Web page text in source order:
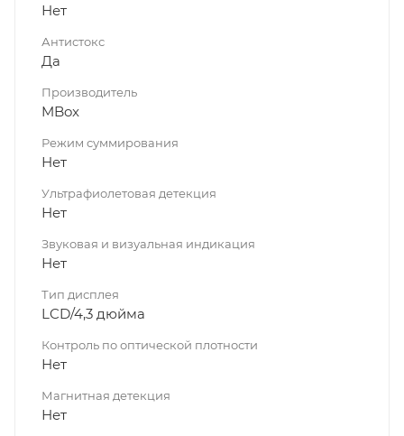
Нет
Антистокс
Да
Производитель
MBox
Режим суммирования
Нет
Ультрафиолетовая детекция
Нет
Звуковая и визуальная индикация
Нет
Тип дисплея
LCD/4,3 дюйма
Контроль по оптической плотности
Нет
Магнитная детекция
Нет